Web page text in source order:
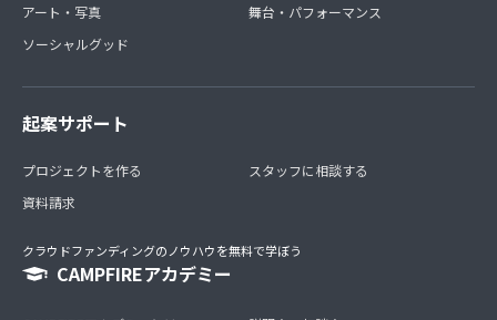
アート・写真
ソーシャルグッド
舞台・パフォーマンス
起案サポート
プロジェクトを作る
資料請求
スタッフに相談する
クラウドファンディングのノウハウを無料で学ぼう
CAMPFIREアカデミー